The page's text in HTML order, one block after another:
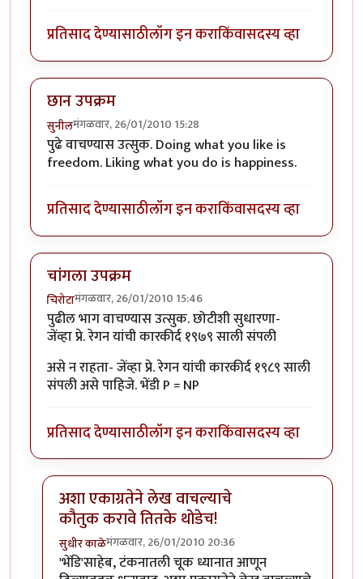
प्रतिसाद देण्यासाठीलॉग इन कराकिंवासदस्य व्हा
छान उपक्रम
सुनीलमंगळवार, 26/01/2010 15:28
पुढे वाचण्यास उत्सुक. Doing what you like is
freedom. Liking what you do is happiness.
प्रतिसाद देण्यासाठीलॉग इन कराकिंवासदस्य व्हा
चांगला उपक्रम
चिरोटामंगळवार, 26/01/2010 15:46
पुढील भाग वाचण्यास उत्सुक. छोटीशी सुधारणा-
जेंव्हा प्रे. रेगन यांची कारकीर्द १९७९ साली संपली
असे न राहता- जेंव्हा प्रे. रेगन यांची कारकीर्द १९८९ साली
संपली असे पाहिजे. भेंडी P = NP
प्रतिसाद देण्यासाठीलॉग इन कराकिंवासदस्य व्हा
अशा एकाग्रतेने लेख वाचल्याचे
कौतुक करावे तितके थोडेच!
सुधीर काळेमंगळवार, 26/01/2010 20:36
In reply toचांगला उपक्रमbyचिरोटा
'भेंडि'साहेब, टंकनातली चूक ध्यानात आणून